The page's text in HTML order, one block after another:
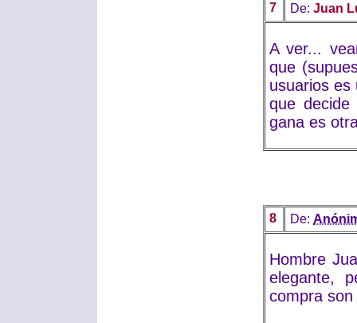
7 De: Juan
A ver...
que
usuarios es
que
gana es
8 De:
Hombre
elegante,
compra